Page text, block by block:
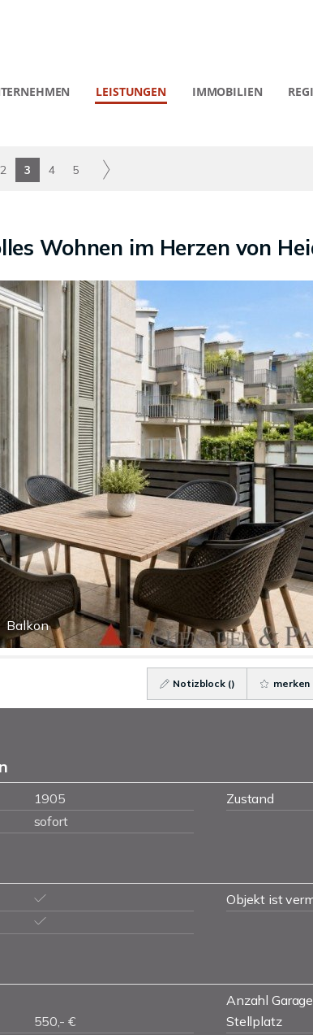
LEISTUNGEN IMMOBILIEN
2 3 4 5
Wohnen im Herzen von
Balkon
Notizblock () merken
1905 Zustand
sofort
Objekt ist
550,- €
Anzahl
Stellplatz